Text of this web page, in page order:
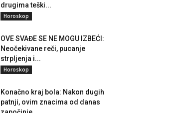
drugima teški...
Horoskop
OVE SVAĐE SE NE MOGU IZBEĆI:
Neočekivane reči, pucanje
strpljenja i...
Horoskop
Konačno kraj bola: Nakon dugih
patnji, ovim znacima od danas